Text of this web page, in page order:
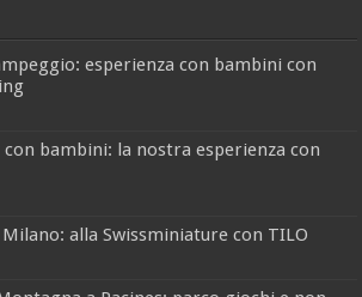
esperienza con bambini con
con bambini: la nostra esperienza con
alla Swissminiature con TILO